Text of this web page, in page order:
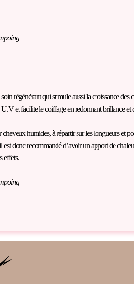
régénérant qui stimule aussi la croissance des
U.V et facilite le coiffage en redonnant brillance
humides, à répartir sur les longueurs et
est donc recommandé d’avoir un apport de
effets.